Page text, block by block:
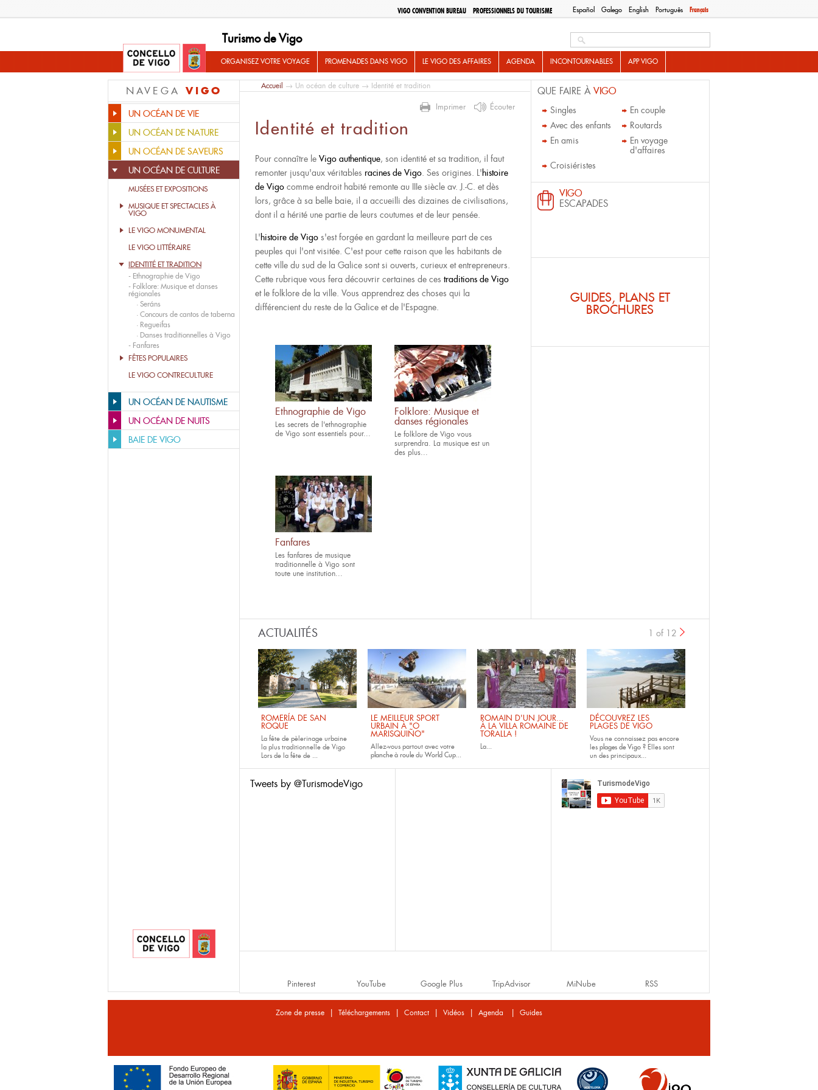
Español Galego English Português Français
VIGO CONVENTION BUREAU PROFESSIONNELS DU TOURISME
Turismo de Vigo
ORGANISEZ VOTRE VOYAGE PROMENADES DANS VIGO LE VIGO DES AFFAIRES AGENDA INCONTOURNABLES APP VIGO
NAVEGA VIGO
UN OCÉAN DE VIE
UN OCÉAN DE NATURE
UN OCÉAN DE SAVEURS
UN OCÉAN DE CULTURE
MUSÉES ET EXPOSITIONS
MUSIQUE ET SPECTACLES À
VIGO
LE VIGO MONUMENTAL
LE VIGO LITTÉRAIRE
IDENTITÉ ET TRADITION
- Ethnographie de Vigo
- Folklore: Musique et danses
régionales
· Seráns
· Concours de cantos de taberna
· Regueifas
· Danses traditionnelles à Vigo
- Fanfares
FÊTES POPULAIRES
LE VIGO CONTRECULTURE
UN OCÉAN DE NAUTISME
UN OCÉAN DE NUITS
BAIE DE VIGO
Accueil → Un océan de culture → Identité et tradition
Imprimer Écouter
Identité et tradition
Pour connaître le Vigo authentique, son identité et sa tradition, il faut
remonter jusqu'aux véritables racines de Vigo. Ses origines. L'histoire
de Vigo comme endroit habité remonte au IIIe siècle av. J.-C. et dès
lors, grâce à sa belle baie, il a accueilli des dizaines de civilisations,
dont il a hérité une partie de leurs coutumes et de leur pensée.
L'histoire de Vigo s'est forgée en gardant la meilleure part de ces
peuples qui l'ont visitée. C'est pour cette raison que les habitants de
cette ville du sud de la Galice sont si ouverts, curieux et entrepreneurs.
Cette rubrique vous fera découvrir certaines de ces traditions de Vigo
et le folklore de la ville. Vous apprendrez des choses qui la
différencient du reste de la Galice et de l'Espagne.
Ethnographie de Vigo
Les secrets de l'ethnographie
de Vigo sont essentiels pour...
Folklore: Musique et
danses régionales
Le folklore de Vigo vous
surprendra. La musique est un
des plus...
Fanfares
Les fanfares de musique
traditionnelle à Vigo sont
toute une institution...
QUE FAIRE À VIGO
Singles
En couple
Avec des enfants
Routards
En amis
En voyage
d'affaires
Croisiéristes
VIGO
ESCAPADES
GUIDES, PLANS ET
BROCHURES
ACTUALITÉS
ROMERÍA DE SAN
ROQUE
La fête de pèlerinage urbaine
la plus traditionnelle de Vigo
Lors de la fête de ...
LE MEILLEUR SPORT
URBAIN À "O
MARISQUIÑO"
Allez-vous partout avec votre
planche à rouledu World Cup...
ROMAIN D'UN JOUR...
À LA VILLA ROMAINE DE
TORALLA !
La...
DÉCOUVREZ LES
PLAGES DE VIGO
Vous ne connaissez pas encore
les plages de Vigo ? Elles sont
un des principaux...
1 of 12
Tweets by @TurismodeVigo
Pinterest YouTube Google Plus TripAdvisor MiNube RSS
Zone de presse | Téléchargements | Contact | Vidéos | Agenda | Guides